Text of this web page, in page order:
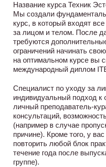
Название курса Техник
Мы создали
курс, в который входят
за лицом и телом. После
требуются
ограничений начинать
на оптимальном курсе вы
международный диплом
Специалист по уходу за
индивидуальный подход к
личный преподаватель-
консультаций,
(например в случае
причине). Кроме того, у
повторить любой блок
течение года после
группе).